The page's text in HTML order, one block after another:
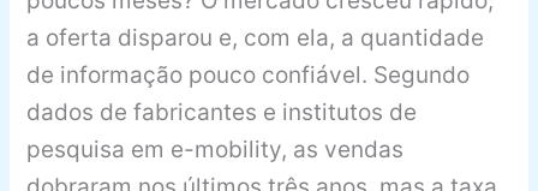
o
k
p
a oferta disparou e, com ela, a quantidade
de informação pouco confiável. Segundo
dados de fabricantes e institutos de
pesquisa em e-mobility, as vendas